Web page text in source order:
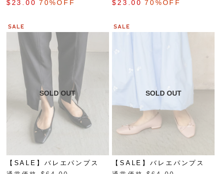
$‌23.00 70%OFF $‌23.00 70%OFF
【SALE】バレエパンプス
【SALE】バレエパンプス